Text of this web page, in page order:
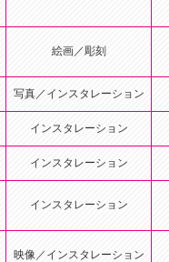
絵画／彫刻
写真／インスタレーション
インスタレーション
インスタレーション
インスタレーション
映像／インスタレーション